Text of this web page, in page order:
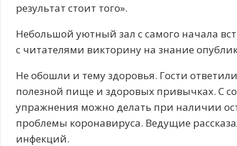
результат стоит того».
Небольшой уютный зал с самого начала
с читателями викторину на знание
Не обошли и тему здоровья. Гости
полезной пище и здоровых привычках. С
упражнения можно делать при наличии
проблемы коронавируса. Ведущие
инфекций.